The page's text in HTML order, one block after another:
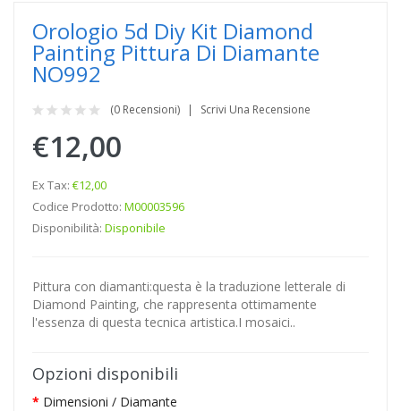
Orologio 5d Diy Kit Diamond
Painting Pittura Di Diamante
NO992
(0 Recensioni) Scrivi Una Recensione
€12,00
Ex Tax: €12,00
Codice Prodotto: M00003596
Disponibilità: Disponibile
Pittura con diamanti:questa è la traduzione letterale di
Diamond Painting, che rappresenta ottimamente
l'essenza di questa tecnica artistica.I mosaici..
Opzioni disponibili
Dimensioni / Diamante